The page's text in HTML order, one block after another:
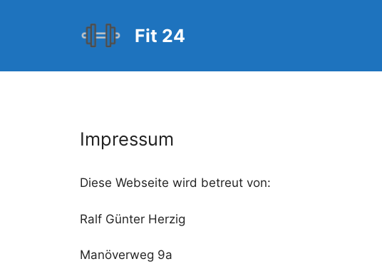
Fit 24
Impressum
Diese Webseite wird betreut von:
Ralf Günter Herzig
Manöverweg 9a